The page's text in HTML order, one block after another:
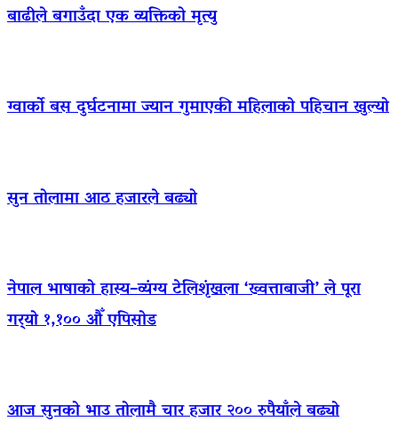
बाढीले बगाउँदा एक व्यक्तिको मृत्यु
ग्वार्को बस दुर्घटनामा ज्यान गुमाएकी महिलाको पहिचान खुल्यो
सुन तोलामा आठ हजारले बढ्यो
नेपाल भाषाको हास्य–व्यंग्य टेलिशृंखला ‘ख्वत्ताबाजी’ ले पूरा
गर्‍यो १,१०० औँ एपिसोड
आज सुनको भाउ तोलामै चार हजार २०० रुपैयाँले बढ्यो